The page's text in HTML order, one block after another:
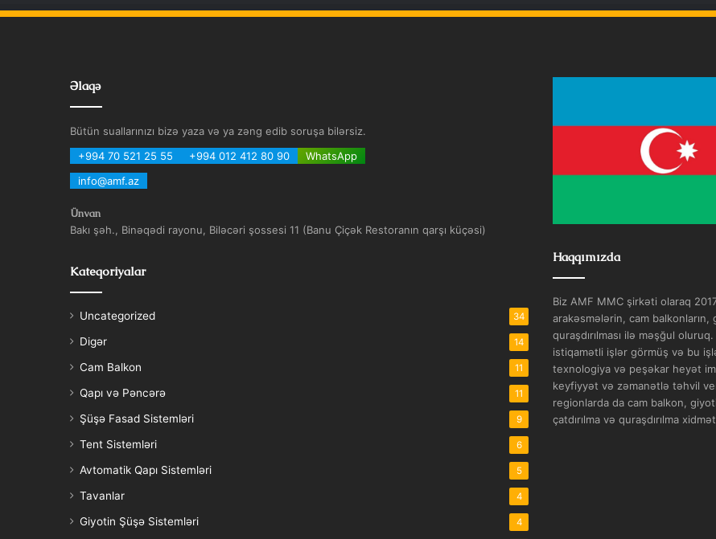
Əlaqə
Bütün suallarınızı bizə yaza və ya zəng edib soruşa bilərsiz.
+994 70 521 25 55
+994 012 412 80 90
WhatsApp
info@amf.az
Ünvan
Bakı şəh., Binəqədi rayonu, Biləcəri şossesi 11 (Banu Çiçək Restoranın qarşı küçəsi)
Kateqoriyalar
Uncategorized 34
Digər 14
Cam Balkon 11
Qapı və Pəncərə 11
Şüşə Fasad Sistemləri 9
Tent Sistemləri 6
Avtomatik Qapı Sistemləri 5
Tavanlar 4
Giyotin Şüşə Sistemləri 4
Haqqımızda
Biz AMF MMC şirkəti olaraq
arakəsmələrin, cam
quraşdırılması ilə məşğul
istiqamətli işlər görmüş və bu
texnologiya və peşəkar heyət
keyfiyyət və zəmanətlə təhvil
regionlarda da cam balkon,
çatdırılma və quraşdırılma